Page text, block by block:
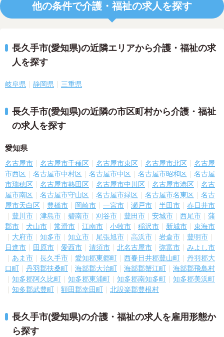
他の条件で介護・福祉の求人を探す
長久手市(愛知県)の近隣エリアから介護・福祉の求
人を探す
岐阜県 静岡県 三重県
長久手市(愛知県)の近隣の市区町村から介護・福祉
の求人を探す
愛知県
名古屋市 名古屋市千種区 名古屋市東区 名古屋市北区
名古屋
市西区
名古屋市中村区 名古屋市中区 名古屋市昭和区
名古屋
市瑞穂区
名古屋市熱田区 名古屋市中川区 名古屋市港区
名古
屋市南区
名古屋市守山区 名古屋市緑区 名古屋市名東区
名古
屋市天白区
豊橋市 岡崎市 一宮市 瀬戸市 半田市
春日井市
豊川市
津島市 碧南市 刈谷市 豊田市 安城市 西尾市
蒲
郡市
犬山市 常滑市 江南市 小牧市 稲沢市 新城市
東海市
大府市
知多市 知立市 尾張旭市 高浜市 岩倉市
豊明市
日進市
田原市 愛西市 清須市 北名古屋市 弥富市
みよし市
あま市
長久手市 愛知郡東郷町 西春日井郡豊山町
丹羽郡大
口町
丹羽郡扶桑町 海部郡大治町 海部郡蟹江町
海部郡飛島村
知多郡阿久比町
知多郡東浦町 知多郡南知多町
知多郡美浜町
知多郡武豊町
額田郡幸田町 北設楽郡豊根村
長久手市(愛知県)の介護・福祉の求人を雇用形態か
ら探す